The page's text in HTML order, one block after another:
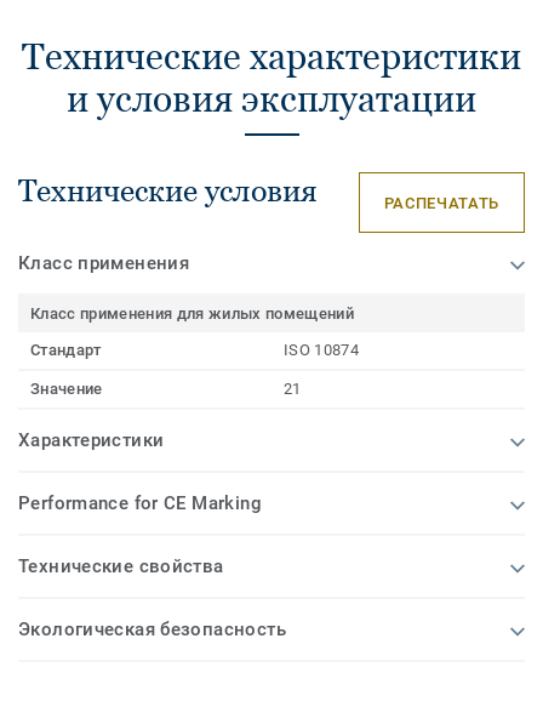
Технические характеристики
и условия эксплуатации
Технические условия РАСПЕЧАТАТЬ
Класс применения
Класс применения для жилых помещений
Стандарт
ISO 10874
Значение 21
Характеристики
Performance for CE Marking
Технические свойства
Экологическая безопасность